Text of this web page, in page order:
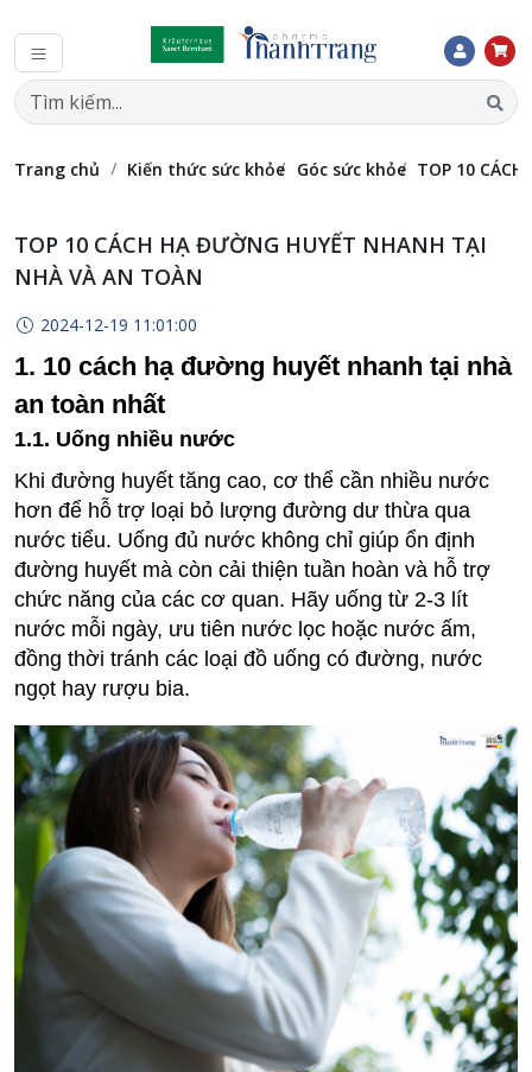
Trang chủ Kiến thức sức khỏe Góc sức khỏe TOP 10
TOP 10 CÁCH HẠ ĐƯỜNG HUYẾT NHANH TẠI
NHÀ VÀ AN TOÀN
2024-12-19 11:01:00
1. 10 cách hạ đường huyết nhanh tại nhà
an toàn nhất
1.1. Uống nhiều nước
Khi đường huyết tăng cao, cơ thể cần nhiều nước
hơn để hỗ trợ loại bỏ lượng đường dư thừa qua
nước tiểu. Uống đủ nước không chỉ giúp ổn định
đường huyết mà còn cải thiện tuần hoàn và hỗ trợ
chức năng của các cơ quan. Hãy uống từ 2-3 lít
nước mỗi ngày, ưu tiên nước lọc hoặc nước ấm,
đồng thời tránh các loại đồ uống có đường, nước
ngọt hay rượu bia.